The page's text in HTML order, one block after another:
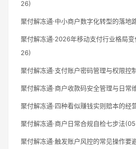
26)
聚付解冻通·中小商户数字化转型的落
聚付解冻通·2026年移动支付行业格局
26)
聚付解冻通·支付账户密码管理与权限
聚付解冻通·商户收款码安全管理与日
聚付解冻通·四种看似赚钱实则赔本的经
聚付解冻通·商户日常合规自检七步法
聚付解冻通·触发账户风控的常见操作要